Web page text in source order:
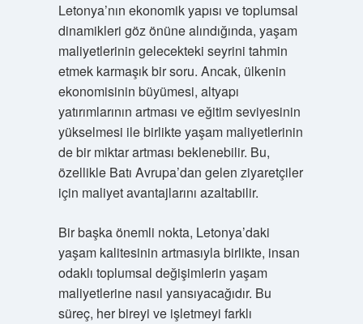
Letonya’nın ekonomik yapısı ve toplumsal
dinamikleri göz önüne alındığında, yaşam
maliyetlerinin gelecekteki seyrini tahmin
etmek karmaşık bir soru. Ancak, ülkenin
ekonomisinin büyümesi, altyapı
yatırımlarının artması ve eğitim seviyesinin
yükselmesi ile birlikte yaşam maliyetlerinin
de bir miktar artması beklenebilir. Bu,
özellikle Batı Avrupa’dan gelen ziyaretçiler
için maliyet avantajlarını azaltabilir.
Bir başka önemli nokta, Letonya’daki
yaşam kalitesinin artmasıyla birlikte, insan
odaklı toplumsal değişimlerin yaşam
maliyetlerine nasıl yansıyacağıdır. Bu
süreç, her bireyi ve işletmeyi farklı